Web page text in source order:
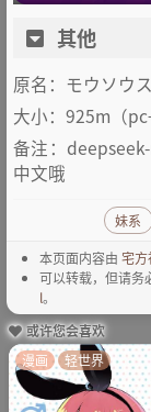
其他
原名：モウソウ
大小：925m（
备注：
中文哦
妹系
本页面内容由 宅方
可以转载，但请务
l。
或许您会喜欢
漫画 轻世界